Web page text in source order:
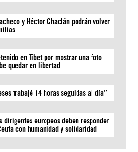
y Héctor Chaclán podrán volver
en Tíbet por mostrar una foto
quedar en libertad
trabajé 14 horas seguidas al día”
dirigentes europeos deben responder
con humanidad y solidaridad